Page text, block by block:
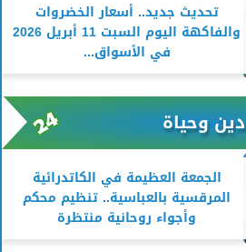
تحديث جديد.. أسعار الخضروات
والفاكهة اليوم السبت 11 أبريل 2026
في الأسواق...
دين وحياة
الجمعة العظيمة في الكاتدرائية
المرقسية بالعباسية.. تنظيم محكم
وأجواء روحانية منتظرة